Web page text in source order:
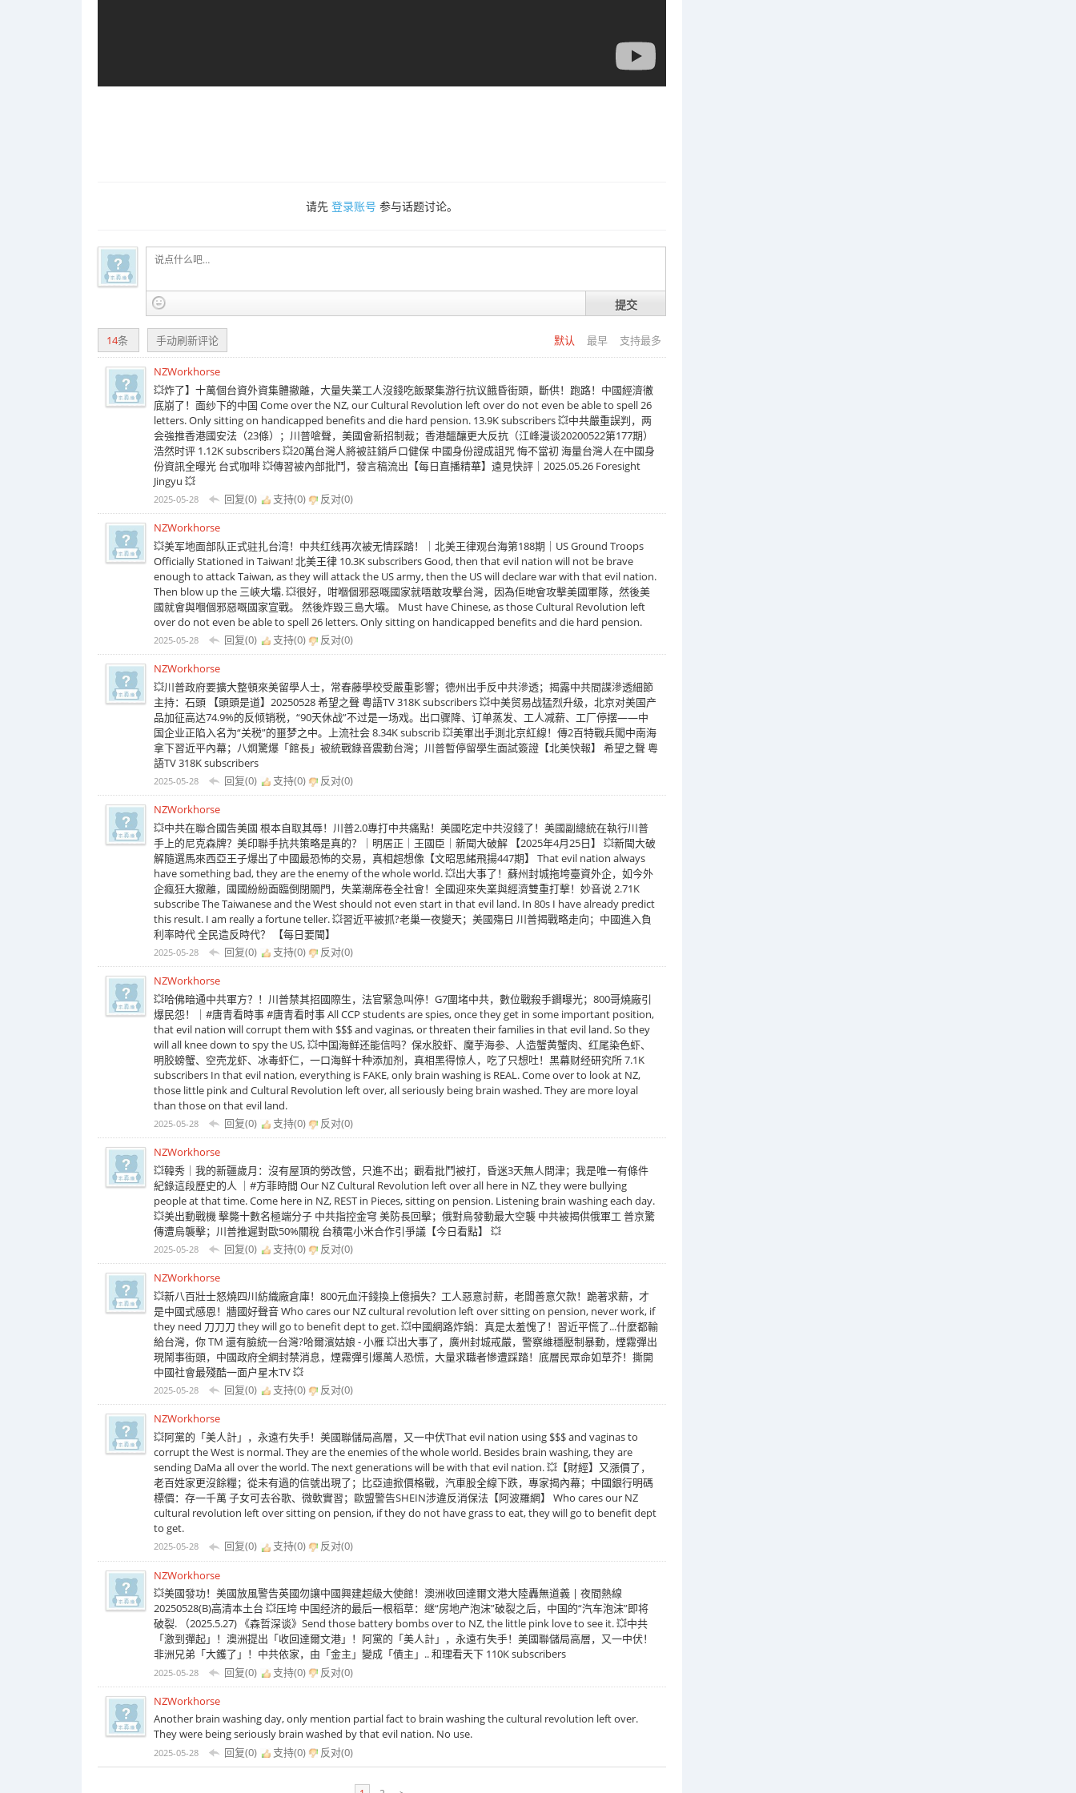
请先 登录账号 参与话题讨论。
提交
默认 最早 支持最多
14条 手动刷新评论
NZWorkhorse
💥炸了】十萬個台資外資集體撤離，大量失業工人沒錢吃飯聚集游行抗议餓昏街頭，斷供！跑路！中國經濟徹
底崩了！面纱下的中国 Come over the NZ, our Cultural Revolution left over do not even be able to spell 26
letters. Only sitting on handicapped benefits and die hard pension. 13.9K subscribers 💥中共嚴重誤判，两
会強推香港國安法（23條）；川普嗆聲，美國會新招制裁；香港醞釀更大反抗（江峰漫谈20200522第177期）
浩然时评 1.12K subscribers 💥20萬台灣人將被註銷戶口健保 中國身份證成詛咒 悔不當初 海量台灣人在中國身
份資訊全曝光 台式咖啡 💥傳習被內部批鬥，發言稿流出【每日直播精華】遠見快評｜2025.05.26 Foresight
Jingyu 💥
2025-05-28 回复(0) 支持(0) 反对(0)
NZWorkhorse
💥美军地面部队正式驻扎台湾！中共红线再次被无情踩踏！｜北美王律观台海第188期｜US Ground Troops
Officially Stationed in Taiwan! 北美王律 10.3K subscribers Good, then that evil nation will not be brave
enough to attack Taiwan, as they will attack the US army, then the US will declare war with that evil nation.
Then blow up the 三峽大壩. 💥很好，咁嗰個邪惡嘅國家就唔敢攻擊台灣，因為佢哋會攻擊美國軍隊，然後美
國就會與嗰個邪惡嘅國家宣戰。 然後炸毀三島大壩。 Must have Chinese, as those Cultural Revolution left
over do not even be able to spell 26 letters. Only sitting on handicapped benefits and die hard pension.
2025-05-28 回复(0) 支持(0) 反对(0)
NZWorkhorse
💥川普政府要擴大整頓來美留學人士，常春藤學校受嚴重影響；德州出手反中共滲透；揭露中共間諜滲透細節
主持：石頭 【頭頭是道】20250528 希望之聲 粵語TV 318K subscribers 💥中美贸易战猛烈升级，北京对美国产
品加征高达74.9%的反倾销税，“90天休战”不过是一场戏。出口骤降、订单蒸发、工人减薪、工厂停摆——中
国企业正陷入名为“关税”的噩梦之中。上流社会 8.34K subscrib 💥美軍出手測北京紅線！傳2百特戰兵闖中南海
拿下習近平內幕；八炯驚爆「館長」被統戰錄音震動台灣；川普暫停留學生面試簽證【北美快報】 希望之聲 粵
語TV 318K subscribers
2025-05-28 回复(0) 支持(0) 反对(0)
NZWorkhorse
💥中共在聯合國告美國 根本自取其辱！川普2.0專打中共痛點！美國吃定中共沒錢了！美國副總統在執行川普
手上的尼克森牌？美印聯手抗共策略是真的？｜明居正｜王國臣｜新聞大破解 【2025年4月25日】 💥新聞大破
解隨選馬來西亞王子爆出了中國最恐怖的交易，真相超想像【文昭思緒飛揚447期】 That evil nation always
have something bad, they are the enemy of the whole world. 💥出大事了！蘇州封城拖垮臺資外企，如今外
企瘋狂大撤離，國國紛紛面臨倒閉關門，失業潮席卷全社會！全國迎來失業與經濟雙重打擊！妙音说 2.71K
subscribe The Taiwanese and the West should not even start in that evil land. In 80s I have already predict
this result. I am really a fortune teller. 💥習近平被抓?老巢一夜變天；美國殤日 川普揭戰略走向；中國進入負
利率時代 全民造反時代？ 【每日要聞】
2025-05-28 回复(0) 支持(0) 反对(0)
NZWorkhorse
💥哈佛暗通中共軍方？！川普禁其招國際生，法官緊急叫停！G7圍堵中共，數位戰殺手鐧曝光；800哥燒廠引
爆民怨！｜#唐青看時事 #唐青看时事 All CCP students are spies, once they get in some important position,
that evil nation will corrupt them with $$$ and vaginas, or threaten their families in that evil land. So they
will all knee down to spy the US, 💥中国海鲜还能信吗？保水胶虾、魔芋海参、人造蟹黄蟹肉、红尾染色虾、
明胶螃蟹、空壳龙虾、冰毒虾仁，一口海鲜十种添加剂，真相黑得惊人，吃了只想吐！黑幕财经研究所 7.1K
subscribers In that evil nation, everything is FAKE, only brain washing is REAL. Come over to look at NZ,
those little pink and Cultural Revolution left over, all seriously being brain washed. They are more loyal
than those on that evil land.
2025-05-28 回复(0) 支持(0) 反对(0)
NZWorkhorse
💥韓秀｜我的新疆歲月：沒有屋頂的勞改營，只進不出；觀看批鬥被打，昏迷3天無人問津；我是唯一有條件
紀錄這段歷史的人 ｜#方菲時間 Our NZ Cultural Revolution left over all here in NZ, they were bullying
people at that time. Come here in NZ, REST in Pieces, sitting on pension. Listening brain washing each day.
💥美出動戰機 擊斃十數名極端分子 中共指控金穹 美防長回擊；俄對烏發動最大空襲 中共被揭供俄軍工 普京驚
傳遭烏襲擊；川普推遲對歐50%關稅 台積電小米合作引爭議【今日看點】 💥
2025-05-28 回复(0) 支持(0) 反对(0)
NZWorkhorse
💥新八百壯士怒燒四川紡織廠倉庫！800元血汗錢換上億損失？工人惡意討薪，老闆善意欠款！跪著求薪，才
是中國式感恩！牆國好聲音 Who cares our NZ cultural revolution left over sitting on pension, never work, if
they need 刀刀刀 they will go to benefit dept to get. 💥中國網路炸鍋：真是太羞愧了！習近平慌了...什麼都輸
給台灣，你 TM 還有臉統一台灣?哈爾濱姑娘 - 小雁 💥出大事了，廣州封城戒嚴，警察維穩壓制暴動，煙霧彈出
現鬧事街頭，中國政府全網封禁消息，煙霧彈引爆萬人恐慌，大量求職者慘遭踩踏！底層民眾命如草芥！撕開
中國社會最殘酷一面户星木TV 💥
2025-05-28 回复(0) 支持(0) 反对(0)
NZWorkhorse
💥阿黨的「美人計」，永遠冇失手！美國聯儲局高層，又一中伏That evil nation using $$$ and vaginas to
corrupt the West is normal. They are the enemies of the whole world. Besides brain washing, they are
sending DaMa all over the world. The next generations will be with that evil nation. 💥【財經】又漲價了，
老百姓家更沒餘糧；從未有過的信號出現了；比亞迪掀價格戰，汽車股全線下跌，專家揭內幕；中國銀行明碼
標價：存一千萬 子女可去谷歌、微軟實習；歐盟警告SHEIN涉違反消保法【阿波羅網】 Who cares our NZ
cultural revolution left over sitting on pension, if they do not have grass to eat, they will go to benefit dept
to get.
2025-05-28 回复(0) 支持(0) 反对(0)
NZWorkhorse
💥美國發功！美國放風警告英國勿讓中國興建超級大使館！澳洲收回達爾文港大陸轟無道義 | 夜間熱線
20250528(B)高清本土台 💥压垮 中国经济的最后一根稻草：继“房地产泡沫”破裂之后，中国的“汽车泡沫”即将
破裂. （2025.5.27) 《森哲深谈》Send those battery bombs over to NZ, the little pink love to see it. 💥中共
「激到彈起」！澳洲提出「收回達爾文港」！阿黨的「美人計」，永遠冇失手！美國聯儲局高層，又一中伏！
非洲兄弟「大鑊了」！中共依家，由「金主」變成「債主」.. 和理看天下 110K subscribers
2025-05-28 回复(0) 支持(0) 反对(0)
NZWorkhorse
Another brain washing day, only mention partial fact to brain washing the cultural revolution left over.
They were being seriously brain washed by that evil nation. No use.
2025-05-28 回复(0) 支持(0) 反对(0)